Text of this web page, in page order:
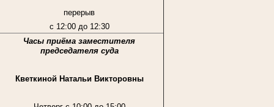
перерыв
с 12:00 до 12:30
Часы приёма заместителя
председателя суда
Кветкиной Натальи Викторовны